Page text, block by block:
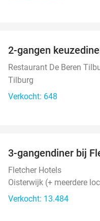
2-gangen
Restaurant De Beren
Tilburg
Verkocht: 648
3-gangendiner bij
Fletcher Hotels
Oisterwijk (+ meerdere
Verkocht: 13.484